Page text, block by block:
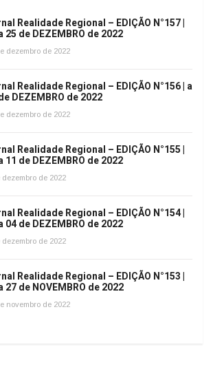
Realidade Regional – EDIÇÃO N°157 |
25 de DEZEMBRO de 2022
dezembro de 2022
Realidade Regional – EDIÇÃO N°156 | a
DEZEMBRO de 2022
dezembro de 2022
Realidade Regional – EDIÇÃO N°155 |
11 de DEZEMBRO de 2022
dezembro de 2022
Realidade Regional – EDIÇÃO N°154 |
04 de DEZEMBRO de 2022
dezembro de 2022
Realidade Regional – EDIÇÃO N°153 |
27 de NOVEMBRO de 2022
novembro de 2022